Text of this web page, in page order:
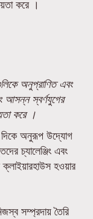
করে ।
অনুপ্রাণিত এবং
আসন্ন স্বর্ণযুগের
করে ।
দিকে অনুরূপ উদ্যোগ
চ্যালেঞ্জিং এবং
হওয়ার
সম্প্রদায় তৈরি